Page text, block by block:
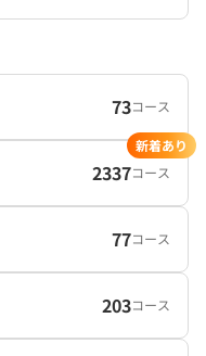
73コース
2337コース
新着あり
77コース
203コース